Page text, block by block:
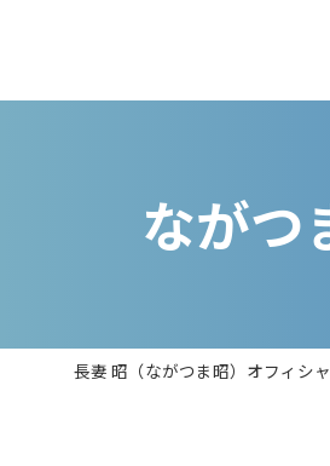
ながつ
長妻 昭（ながつま昭）オフィシ